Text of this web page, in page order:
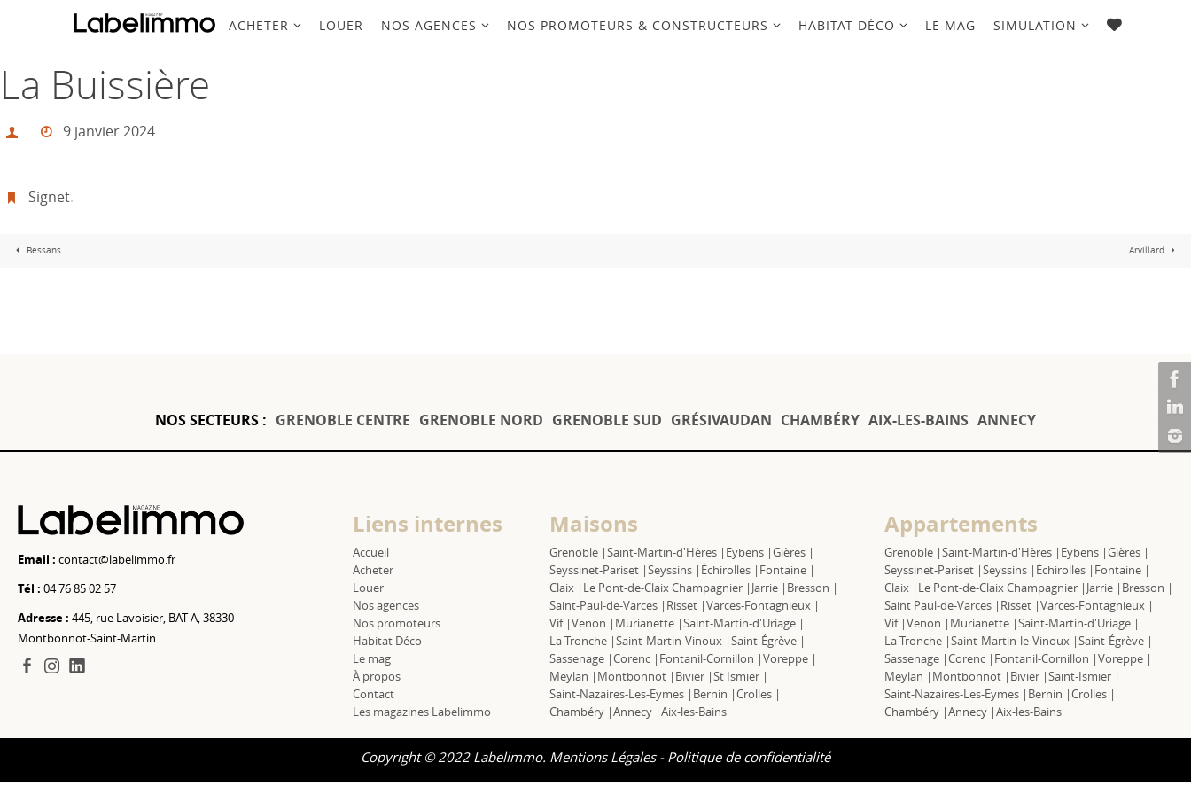
Passer
ACHETER LOUER NOS AGENCES NOS PROMOTEURS & CONSTRUCTEURS HABITAT DÉCO LE MAG SIMULATION FAVORIS
La Buissière
9 janvier 2024
Signet.
Bessans Arvillard
NOS SECTEURS : GRENOBLE CENTRE GRENOBLE NORD GRENOBLE SUD GRÉSIVAUDAN CHAMBÉRY AIX-LES-BAINS ANNECY
Email : contact@labelimmo.fr
Tél : 04 76 85 02 57
Adresse : 445, rue Lavoisier, BAT A, 38330
Montbonnot-Saint-Martin
facebook
instagram
Liens internes
Accueil
Acheter
Louer
Nos agences
Nos promoteurs
Habitat Déco
Le mag
À propos
Contact
Les magazines Labelimmo
Maisons
Grenoble |Saint-Martin-d'Hères | Eybens |Gières |
Seyssinet-Pariset |Seyssins | Échirolles | Fontaine |
Claix | Le Pont-de-Claix Champagnier | Jarrie | Bresson |
Saint-Paul-de-Varces | Risset |Varces-Fontagnieux |
Vif |Venon | Murianette |Saint-Martin-d'Uriage |
La Tronche |Saint-Martin-Vinoux |Saint-Égrève |
Sassenage |Corenc | Fontanil-Cornillon |Voreppe |
Meylan | Montbonnot | Bivier |St Ismier |
Saint-Nazaires-Les-Eymes | Bernin |Crolles |
Chambéry |Annecy |Aix-les-Bains
Appartements
Grenoble |Saint-Martin-d'Hères | Eybens |Gières |
Seyssinet-Pariset |Seyssins | Échirolles | Fontaine |
Claix | Le Pont-de-Claix Champagnier | Jarrie | Bresson |
Saint Paul-de-Varces | Risset |Varces-Fontagnieux |
Vif |Venon | Murianette |Saint-Martin-d'Uriage |
La Tronche |Saint-Martin-le-Vinoux |Saint-Égrève |
Sassenage |Corenc | Fontanil-Cornillon |Voreppe |
Meylan | Montbonnot | Bivier |Saint-Ismier |
Saint-Nazaires-Les-Eymes | Bernin |Crolles |
Chambéry |Annecy |Aix-les-Bains
Copyright © 2022 Labelimmo. Mentions Légales- Politique de confidentialité